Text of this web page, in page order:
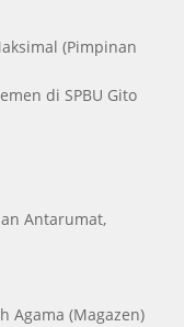
(Pimpinan
di SPBU Gito
Antarumat,
Agama (Magazen)